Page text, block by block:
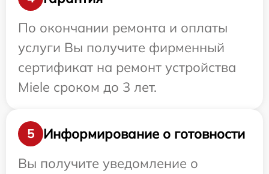
По окончании ремонта и оплаты
услуги Вы получите фирменный
сертификат на ремонт устройства
Miele сроком до 3 лет.
5
Информирование о готовности
Вы получите уведомление о